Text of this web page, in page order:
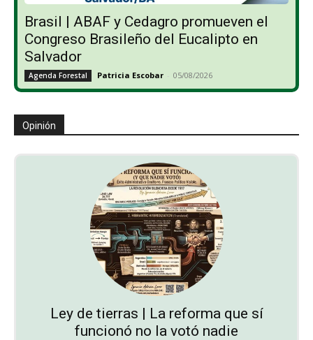
Brasil | ABAF y Cedagro promueven el
Congreso Brasileño del Eucalipto en
Salvador
Agenda Forestal Patricia Escobar - 05/08/2026
Opinión
Ley de tierras | La reforma que sí
funcionó no la votó nadie